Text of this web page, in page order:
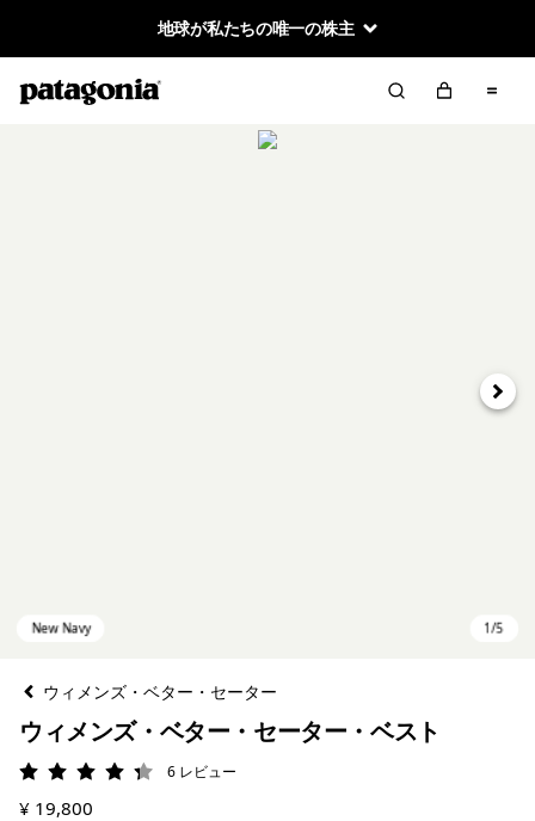
地球が私たちの唯一の株主
次へ
ウィメンズ・ベター・セーター
ウィメンズ・ベター・セーター・ベスト
評価: 4.3 / 5
6 レビュー
¥ 19,800